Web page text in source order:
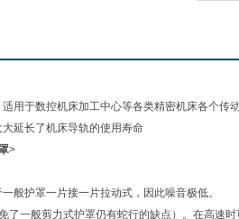
适用于数控机床加工中心等各类精密机床各个传
延长了机床导轨的使用寿命
>
般护罩一片接一片拉动式，因此噪音极低。
了一般剪力式护罩仍有蛇行的缺点）。在高速时